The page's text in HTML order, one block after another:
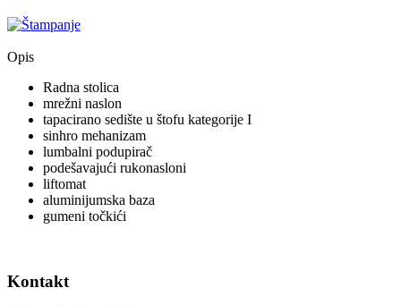
Opis
Radna stolica
mrežni naslon
tapacirano sedište u štofu kategorije I
sinhro mehanizam
lumbalni podupirač
podešavajući rukonasloni
liftomat
aluminijumska baza
gumeni točkići
Kontakt